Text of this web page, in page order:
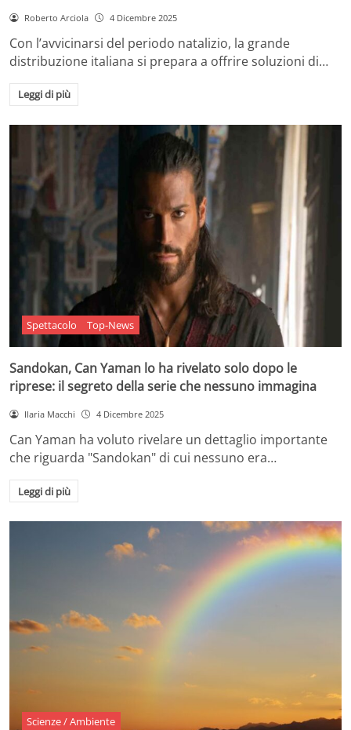
Roberto Arciola 4 Dicembre 2025
Con l’avvicinarsi del periodo natalizio, la grande
distribuzione italiana si prepara a offrire soluzioni di…
Leggi di più
Spettacolo Top-News
Sandokan, Can Yaman lo ha rivelato solo dopo le
riprese: il segreto della serie che nessuno immagina
Ilaria Macchi 4 Dicembre 2025
Can Yaman ha voluto rivelare un dettaglio importante
che riguarda "Sandokan" di cui nessuno era…
Leggi di più
Scienze / Ambiente